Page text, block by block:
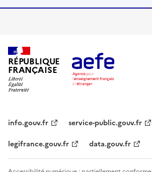
RÉPUBLIQUE
FRANÇAISE
info.gouv.fr
service-public.gouv.fr
legifrance.gouv.fr
data.gouv.fr